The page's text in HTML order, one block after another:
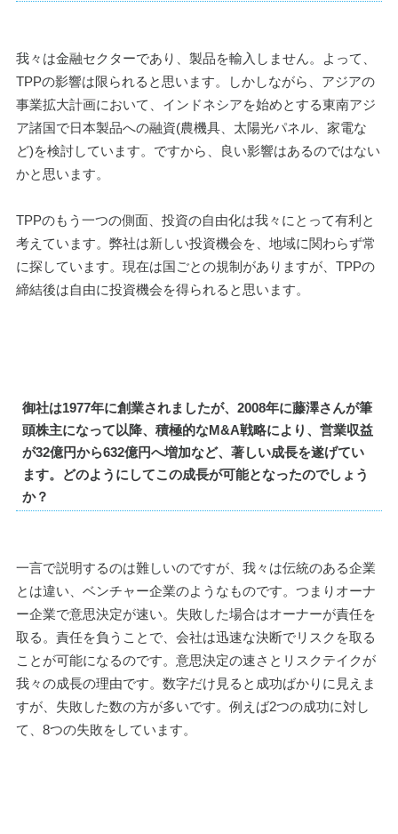
我々は金融セクターであり、製品を輸入しません。よって、
TPPの影響は限られると思います。しかしながら、アジアの
事業拡大計画において、インドネシアを始めとする東南アジ
ア諸国で日本製品への融資(農機具、太陽光パネル、家電な
ど)を検討しています。ですから、良い影響はあるのではない
かと思います。
TPPのもう一つの側面、投資の自由化は我々にとって有利と
考えています。弊社は新しい投資機会を、地域に関わらず常
に探しています。現在は国ごとの規制がありますが、TPPの
締結後は自由に投資機会を得られると思います。
御社は1977年に創業されましたが、2008年に藤澤さんが筆
頭株主になって以降、積極的なM&A戦略により、営業収益
が32億円から632億円へ増加など、著しい成長を遂げてい
ます。どのようにしてこの成長が可能となったのでしょう
か？
一言で説明するのは難しいのですが、我々は伝統のある企業
とは違い、ベンチャー企業のようなものです。つまりオーナ
ー企業で意思決定が速い。失敗した場合はオーナーが責任を
取る。責任を負うことで、会社は迅速な決断でリスクを取る
ことが可能になるのです。意思決定の速さとリスクテイクが
我々の成長の理由です。数字だけ見ると成功ばかりに見えま
すが、失敗した数の方が多いです。例えば2つの成功に対し
て、8つの失敗をしています。